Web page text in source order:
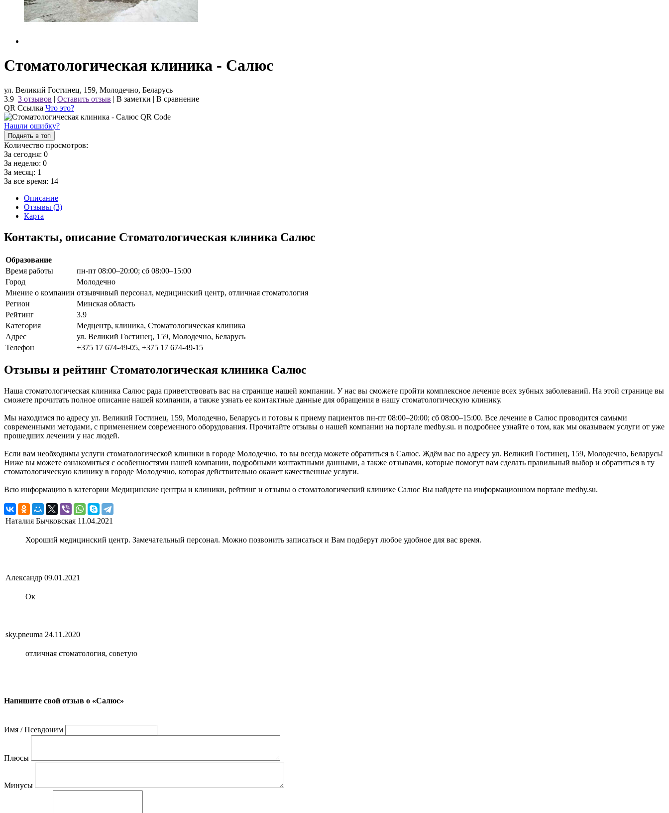
Стоматологическая клиника - Салюс
ул. Великий Гостинец, 159, Молодечно, Беларусь
3.9 3 отзывов | Оставить отзыв | В заметки | В сравнение
QR Ссылка Что это?
Нашли ошибку?
Поднять в топ
Количество просмотров:
За сегодня: 0
За неделю: 0
За месяц: 1
За все время: 14
Описание
Отзывы (3)
Карта
Контакты, описание Стоматологическая клиника Салюс
Образование
Время работы
пн-пт 08:00–20:00; сб 08:00–15:00
Город
Молодечно
Мнение о компании отзывчивый персонал, медицинский центр, отличная стоматология
Регион
Минская область
Рейтинг
3.9
Категория
Медцентр, клиника, Стоматологическая клиника
Адрес
ул. Великий Гостинец, 159, Молодечно, Беларусь
Телефон
+375 17 674-49-05, +375 17 674-49-15
Отзывы и рейтинг Стоматологическая клиника Салюс
Наша стоматологическая клиника Салюс рада приветствовать вас на странице нашей компании. У нас вы сможете пройти комплексное лечение всех зубных заболеваний. На этой странице вы
сможете прочитать полное описание нашей компании, а также узнать ее контактные данные для обращения в нашу стоматологическую клинику.
Мы находимся по адресу ул. Великий Гостинец, 159, Молодечно, Беларусь и готовы к приему пациентов пн-пт 08:00–20:00; сб 08:00–15:00. Все лечение в Салюс проводится самыми
современными методами, с применением современного оборудования. Прочитайте отзывы о нашей компании на портале medby.su. и подробнее узнайте о том, как мы оказываем услуги от уже
прошедших лечении у нас людей.
Если вам необходимы услуги стоматологической клиники в городе Молодечно, то вы всегда можете обратиться в Салюс. Ждём вас по адресу ул. Великий Гостинец, 159, Молодечно, Беларусь!
Ниже вы можете ознакомиться с особенностями нашей компании, подробными контактными данными, а также отзывами, которые помогут вам сделать правильный выбор и обратиться в ту
стоматологическую клинику в городе Молодечно, которая действительно окажет качественные услуги.
Всю информацию в категории Медицинские центры и клиники, рейтинг и отзывы о стоматологический клинике Салюс Вы найдете на информационном портале medby.su.
Наталия Бычковская 11.04.2021
Хороший медицинский центр. Замечательный персонал. Можно позвонить записаться и Вам подберут любое удобное для вас время.
Александр 09.01.2021
Ок
sky.pneuma 24.11.2020
отличная стоматология, советую
Напишите свой отзыв о «Салюс»
Имя / Псевдоним
Плюсы
Минусы